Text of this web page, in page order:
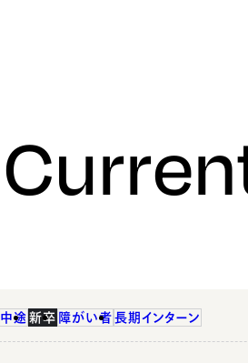
中途 新卒 障がい者 長期インターン